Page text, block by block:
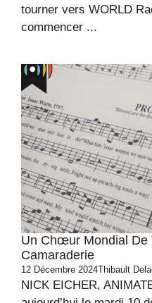
tourner vers WORLD
commencer ...
Un Chœur Mondial De
Camaraderie
12 Décembre 2024Thibault
NICK EICHER,